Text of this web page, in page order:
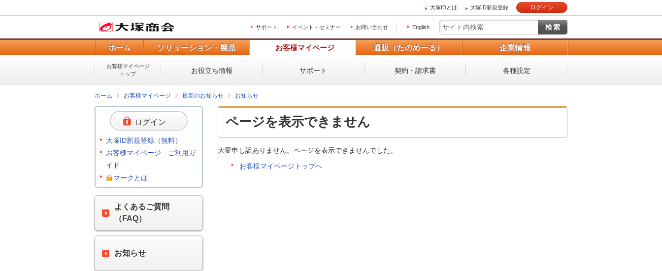
大塚IDとは 大塚ID新規登録 ログイン
サポート イベント・セミナー お問い合わせ English
ホーム ソリューション・製品 お客様マイページ 通販（たのめーる） 企業情報
お客様マイページ
トップ
お役立ち情報 サポート 契約・請求書 各種設定
ホーム お客様マイページ 最新のお知らせ お知らせ
ページを表示できません
大変申し訳ありません。ページを表示できませんでした。
お客様マイページトップへ
ログイン
大塚ID新規登録（無料）
お客様マイページ ご利用ガ
イド
マークとは
よくあるご質問
（FAQ）
お知らせ